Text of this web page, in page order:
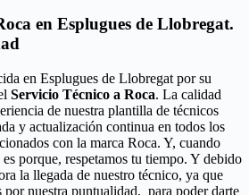
en Esplugues de Llobregat.
en Esplugues de Llobregat por su
Servicio Técnico a Roca. La calidad
de nuestra plantilla de técnicos
y actualización continua en todos los
con la marca Roca. Y, cuando
porque, respetamos tu tiempo. Y debido
la llegada de nuestro técnico, ya que
por nuestra puntualidad, para poder darte